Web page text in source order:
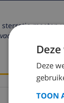
moeten
Uw
Deze
TOON